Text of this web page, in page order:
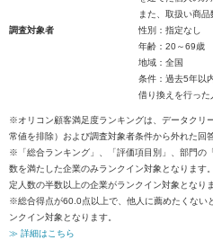
また、取扱い商
調査対象者
性別：指定なし
年齢：20～69歳
地域：全国
条件：過去5年以
借り換えを行った
※オリコン顧客満足度ランキングは、データクリ
常値を排除）および調査対象者条件から外れた回
※「総合ランキング」、「評価項目別」、部門の
数を満たした企業のみランクイン対象となります
定人数の半数以上の企業がランクイン対象となりま
※総合得点が60.0点以上で、他人に薦めたくない
ンクイン対象となります。
≫ 詳細はこちら